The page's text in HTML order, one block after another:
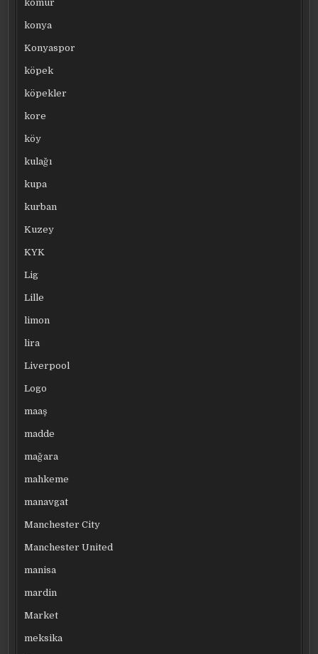
kömür
konya
Konyaspor
köpek
köpekler
kore
köy
kulağı
kupa
kurban
Kuzey
KYK
Lig
Lille
limon
lira
Liverpool
Logo
maaş
madde
mağara
mahkeme
manavgat
Manchester City
Manchester United
manisa
mardin
Market
meksika